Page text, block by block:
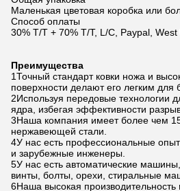
Маленькая цветовая коробка или
Способ оплаты
30% T/T + 70% T/T, L/C, Paypal, West
Преимущества
1Точный стандарт ковки ножа и
поверхности делают его легким для
2Используя передовые технологии
ядра, избегая эффективности
3Наша компания имеет более чем
нержавеющей стали.
4У нас есть профессиональные
и зарубежные инженеры.
5У нас есть автоматические
винты, болты, орехи, стиральные
6Наша высокая производительность